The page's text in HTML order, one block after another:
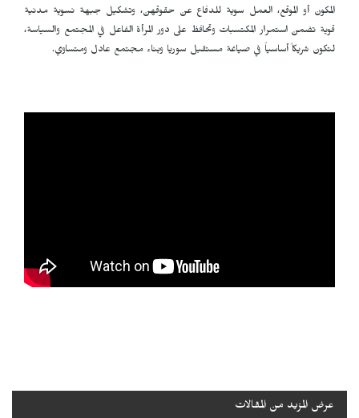
المكون أو الموقع، العمل سوية للدفاع عن حقوقهن، وتشكيل جبهة نسوية مدنية
قوية تضمن استمرار المكتسبات وتحافظ على دور المرأة الفاعل في المجتمع والسياسة،
لتكون شريكاً أساسياً في صياغة مستقبل سوريا وبناء مجتمع عادل ومتساوي.
عرض المزيد من المقالات